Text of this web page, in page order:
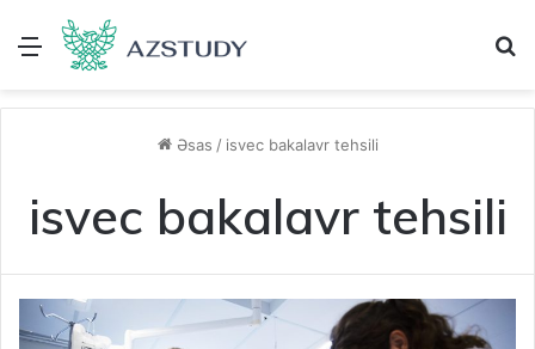
Menu
Əsas / isvec bakalavr tehsili
isvec bakalavr tehsili